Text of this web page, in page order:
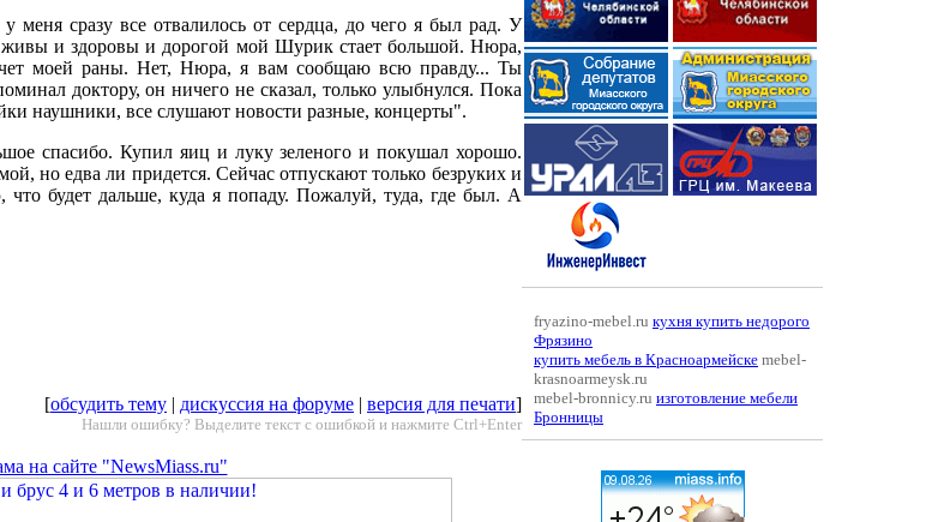
меня сразу все отвалилось от сердца, до чего я был рад. У
живы и здоровы и дорогой мой Шурик стает большой. Нюра,
моей раны. Нет, Нюра, я вам сообщаю всю правду... Ты
доктору, он ничего не сказал, только улыбнулся. Пока
наушники, все слушают новости разные, концерты".
спасибо. Купил яиц и луку зеленого и покушал хорошо.
но едва ли придется. Сейчас отпускают только безруких и
будет дальше, куда я попаду. Пожалуй, туда, где был. А
[обсудить тему | дискуссия на форуме | версия для печати]
Нашли ошибку? Выделите текст с ошибкой и нажмите Ctrl+Enter
на сайте "NewsMiass.ru"
fryazino-mebel.ru кухня купить недорого
Фрязино
купить мебель в Красноармейске mebel-
krasnoarmeysk.ru
mebel-bronnicy.ru изготовление мебели
Бронницы